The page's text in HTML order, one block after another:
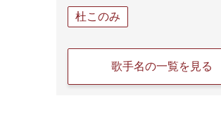
杜このみ
歌手名の一覧を見る